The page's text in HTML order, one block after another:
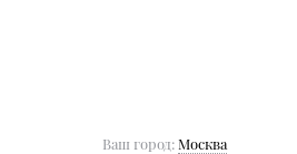
Ваш город:Москва